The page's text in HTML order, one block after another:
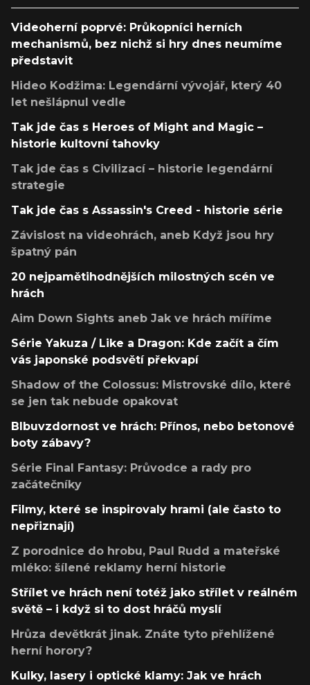
Videoherní poprvé: Průkopníci herních
mechanismů, bez nichž si hry dnes neumíme
představit
Hideo Kodžima: Legendární vývojář, který 40
let nešlápnul vedle
Tak jde čas s Heroes of Might and Magic –
historie kultovní tahovky
Tak jde čas s Civilizací – historie legendární
strategie
Tak jde čas s Assassin's Creed - historie série
Závislost na videohrách, aneb Když jsou hry
špatný pán
20 nejpamětihodnějších milostných scén ve
hrách
Aim Down Sights aneb Jak ve hrách míříme
Série Yakuza / Like a Dragon: Kde začít a čím
vás japonské podsvětí překvapí
Shadow of the Colossus: Mistrovské dílo, které
se jen tak nebude opakovat
Blbuvzdornost ve hrách: Přínos, nebo betonové
boty zábavy?
Série Final Fantasy: Průvodce a rady pro
začátečníky
Filmy, které se inspirovaly hrami (ale často to
nepřiznají)
Z porodnice do hrobu, Paul Rudd a mateřské
mléko: šílené reklamy herní historie
Střílet ve hrách není totéž jako střílet v reálném
světě – i když si to dost hráčů myslí
Hrůza devětkrát jinak. Znáte tyto přehlížené
herní horory?
Kulky, lasery i optické klamy: Jak ve hrách